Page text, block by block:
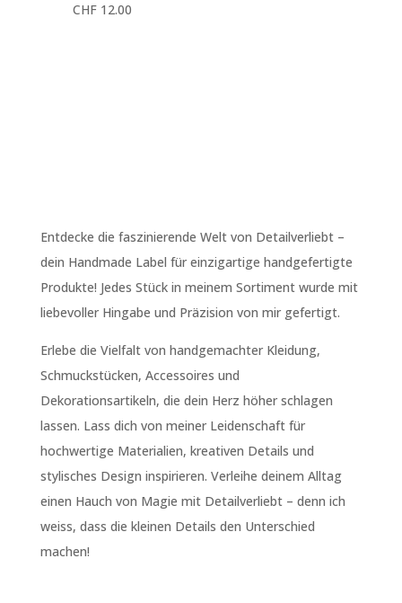
CHF12.00
Entdecke die faszinierende Welt von Detailverliebt –
dein Handmade Label für einzigartige handgefertigte
Produkte! Jedes Stück in meinem Sortiment wurde mit
liebevoller Hingabe und Präzision von mir gefertigt.
Erlebe die Vielfalt von handgemachter Kleidung,
Schmuckstücken, Accessoires und
Dekorationsartikeln, die dein Herz höher schlagen
lassen. Lass dich von meiner Leidenschaft für
hochwertige Materialien, kreativen Details und
stylisches Design inspirieren. Verleihe deinem Alltag
einen Hauch von Magie mit Detailverliebt – denn ich
weiss, dass die kleinen Details den Unterschied
machen!